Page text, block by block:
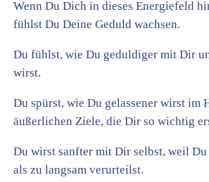
Wenn Du Dich in dieses Energiefeld
fühlst Du Deine Geduld wachsen.
Du fühlst, wie Du geduldiger mit Dir
wirst.
Du spürst, wie Du gelassener wirst im
äußerlichen Ziele, die Dir so wichtig
Du wirst sanfter mit Dir selbst, weil
als zu langsam verurteilst.